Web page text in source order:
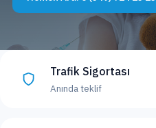
Trafik Sigortası
Anında teklif